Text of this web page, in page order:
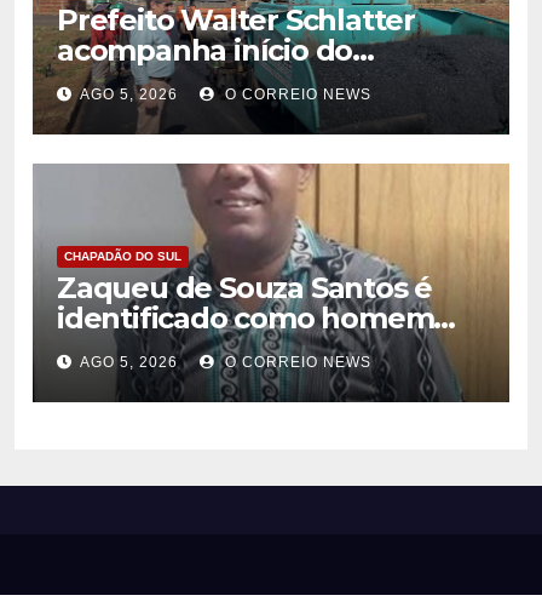
Prefeito Walter Schlatter
acompanha início do
recapeamento e pede
compreensão da população
em Chapadão do Sul
AGO 5, 2026 O CORREIO NEWS
CHAPADÃO DO SUL
Zaqueu de Souza Santos é
identificado como homem
encontrado morto em
Chapadão do Sul
AGO 5, 2026 O CORREIO NEWS